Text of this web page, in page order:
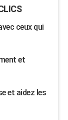
ceux qui
et
et aidez les